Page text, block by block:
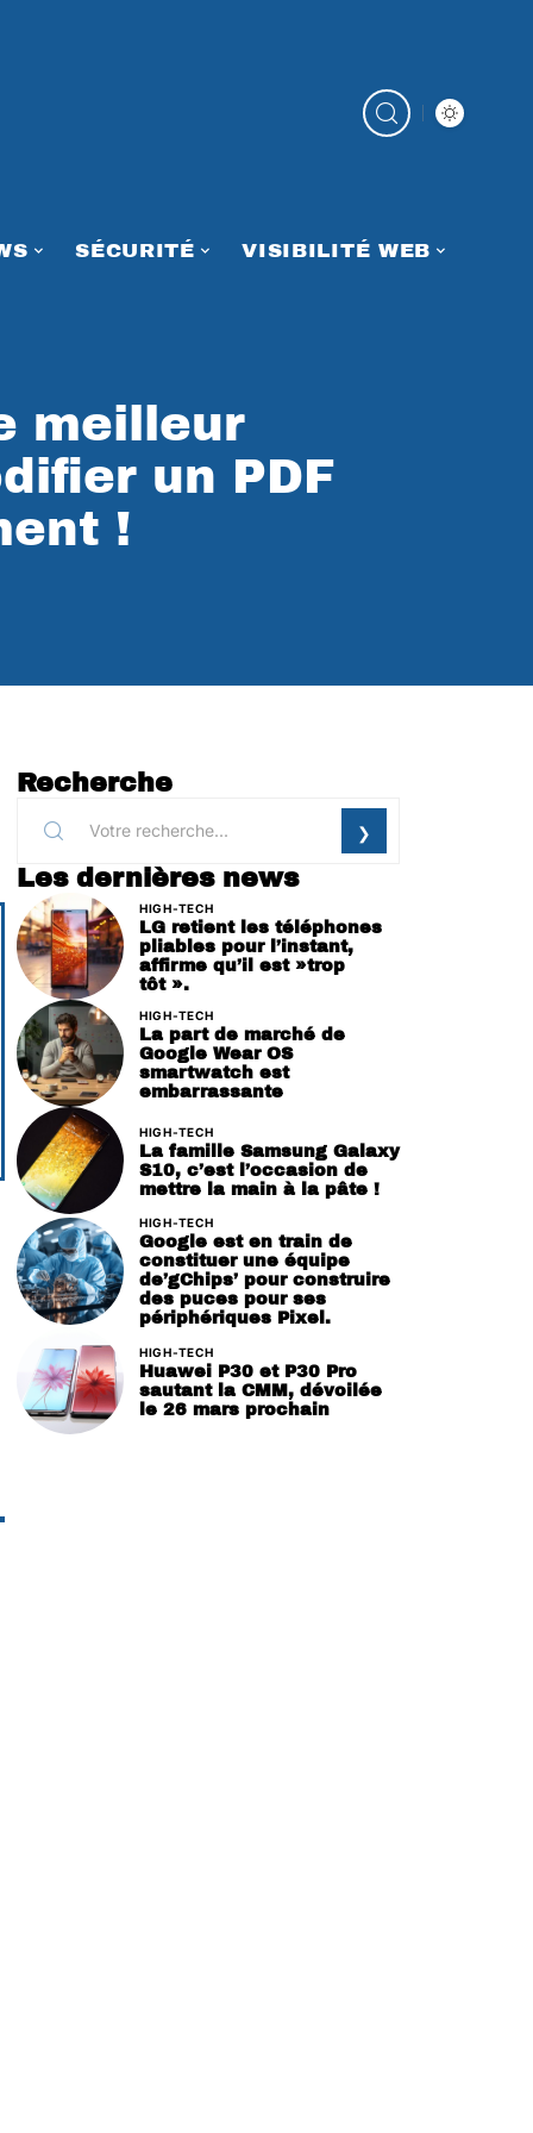
SÉCURITÉ VISIBILITÉ WEB
meilleur
un PDF
!
Recherche
Les dernières news
HIGH-TECH
LG retient les téléphones
pliables pour l’instant,
affirme qu’il est »trop
tôt ».
HIGH-TECH
La part de marché de
Google Wear OS
smartwatch est
embarrassante
HIGH-TECH
La famille Samsung Galaxy
S10, c’est l’occasion de
mettre la main à la pâte !
HIGH-TECH
Google est en train de
constituer une équipe
de’gChips’ pour construire
des puces pour ses
périphériques Pixel.
HIGH-TECH
Huawei P30 et P30 Pro
sautant la CMM, dévoilée
le 26 mars prochain